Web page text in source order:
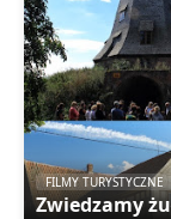
FILMY TURYSTYCZNE
Zwiedzamy